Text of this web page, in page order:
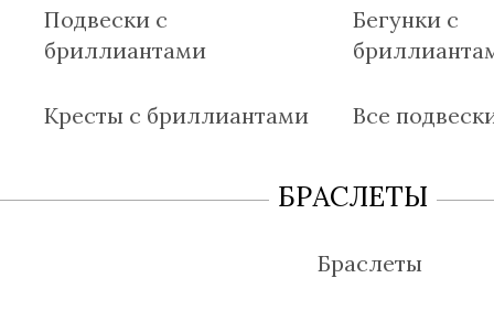
Подвески с
бриллиантами
Бегунки с
Кресты с бриллиантами Все
БРАСЛЕТЫ
Браслеты